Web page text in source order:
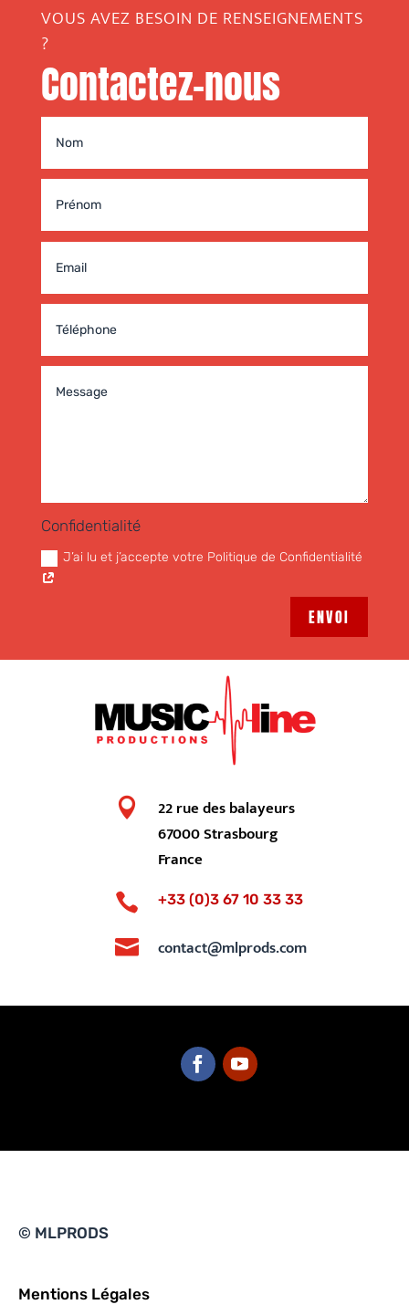
VOUS AVEZ BESOIN DE RENSEIGNEMENTS
?
Contactez-nous
Confidentialité
J’ai lu et j’accepte votre Politique de Confidentialité
ENVOI

22 rue des balayeurs
67000 Strasbourg
France
 +33 (0)3 67 10 33 33
 contact@mlprods.com
© MLPRODS
Mentions Légales